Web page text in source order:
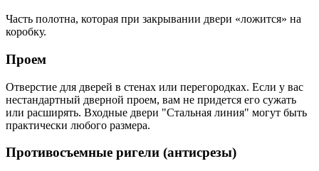
Часть полотна, которая при закрывании двери «ложится» на
коробку.
Проем
Отверстие для дверей в стенах или перегородках. Если у вас
нестандартный дверной проем, вам не придется его сужать
или расширять. Входные двери "Стальная линия" могут быть
практически любого размера.
Противосъемные ригели (антисрезы)